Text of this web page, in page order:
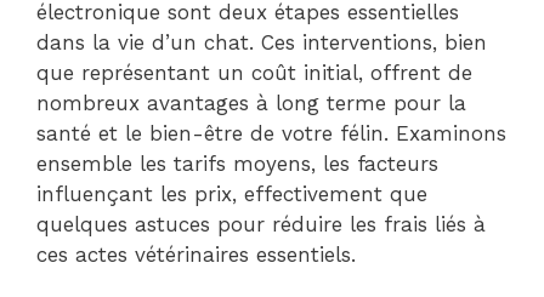
électronique sont deux étapes essentielles
dans la vie d’un chat. Ces interventions, bien
que représentant un coût initial, offrent de
nombreux avantages à long terme pour la
santé et le bien-être de votre félin. Examinons
ensemble les tarifs moyens, les facteurs
influençant les prix, effectivement que
quelques astuces pour réduire les frais liés à
ces actes vétérinaires essentiels.